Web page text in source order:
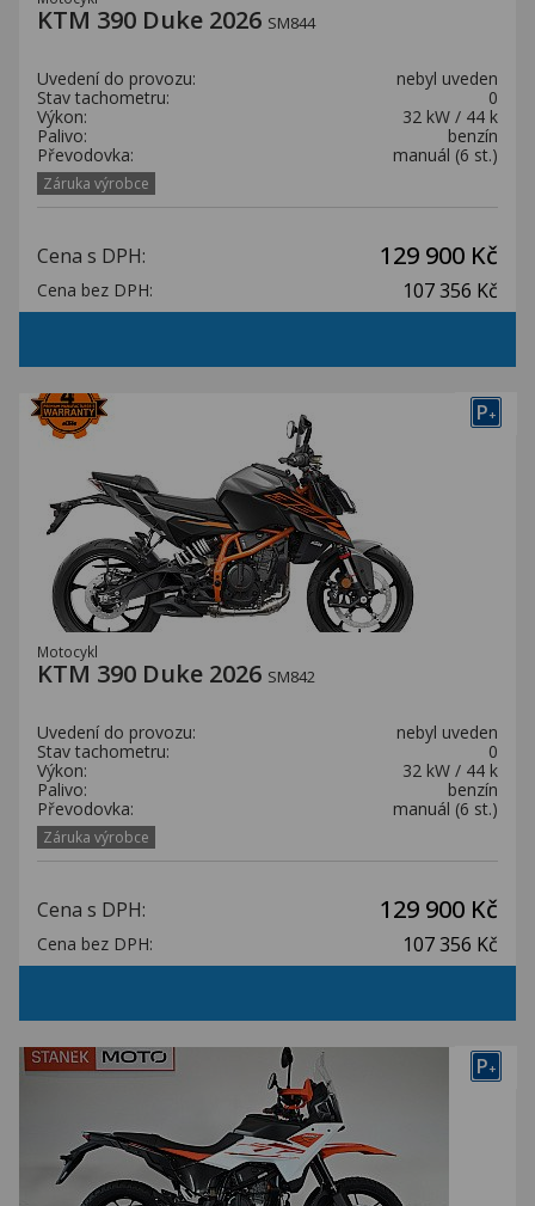
KTM 390 Duke 2026 SM844
Uvedení do provozu:
nebyl uveden
Stav tachometru:
0
Výkon:
32 kW / 44 k
Palivo:
benzín
Převodovka:
manuál (6 st.)
Záruka výrobce
Cena s DPH: 129 900 Kč
Cena bez DPH: 107 356 Kč
P+
Motocykl
KTM 390 Duke 2026 SM842
Uvedení do provozu:
nebyl uveden
Stav tachometru:
0
Výkon:
32 kW / 44 k
Palivo:
benzín
Převodovka:
manuál (6 st.)
Záruka výrobce
Cena s DPH: 129 900 Kč
Cena bez DPH: 107 356 Kč
P+